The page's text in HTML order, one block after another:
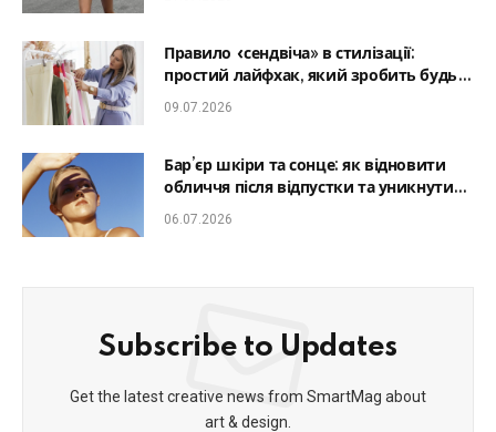
Правило «сендвіча» в стилізації:
простий лайфхак, який зробить будь-
який образ гармонійним
09.07.2026
Бар’єр шкіри та сонце: як відновити
обличчя після відпустки та уникнути
фотостаріння
06.07.2026
Subscribe to Updates
Get the latest creative news from SmartMag about
art & design.